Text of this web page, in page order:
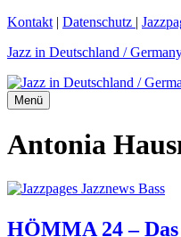
Zum
springen
Kontakt | Datenschutz |
Jazz in Deutschland /
Menü
Antonia
HÖMMA 24 –